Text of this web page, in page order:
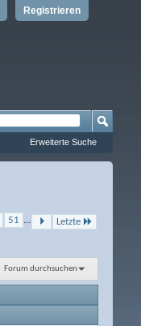
Registrieren
Erweiterte Suche
51 ... Letzte
Forum durchsuchen